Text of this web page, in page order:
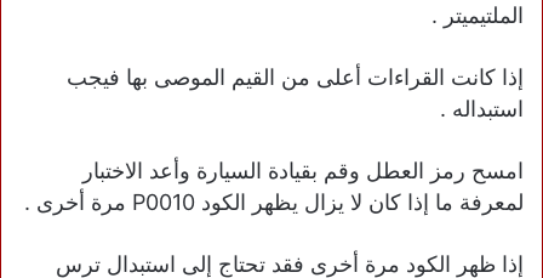
الملتيميتر .
إذا كانت القراءات أعلى من القيم الموصى بها فيجب
استبداله .
امسح رمز العطل وقم بقيادة السيارة وأعد الاختبار
لمعرفة ما إذا كان لا يزال يظهر الكود P0010 مرة أخرى .
إذا ظهر الكود مرة أخرى فقد تحتاج إلى استبدال ترس